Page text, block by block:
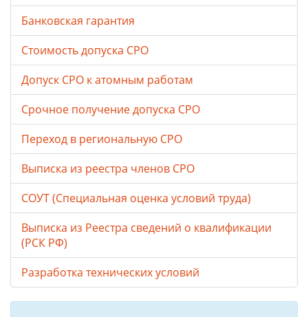
Банковская гарантия
Стоимость допуска СРО
Допуск СРО к атомным работам
Срочное получение допуска СРО
Переход в региональную СРО
Выписка из реестра членов СРО
СОУТ (Специальная оценка условий труда)
Выписка из Реестра сведений о квалификации
(РСК РФ)
Разработка технических условий